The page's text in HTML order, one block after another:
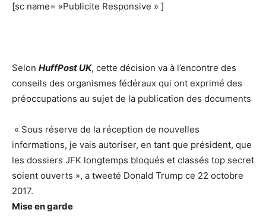
[sc name= »Publicite Responsive » ]
Selon HuffPost UK, cette décision va à l’encontre des
conseils des organismes fédéraux qui ont exprimé des
préoccupations au sujet de la publication des documents
« Sous réserve de la réception de nouvelles
informations, je vais autoriser, en tant que président, que
les dossiers JFK longtemps bloqués et classés top secret
soient ouverts », a tweeté Donald Trump ce 22 octobre
2017.
Mise en garde